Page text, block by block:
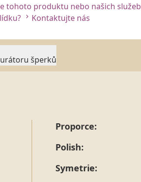
tohoto produktu nebo našich
Kontaktujte nás
šperků
Proporce:
Polish:
Symetrie: